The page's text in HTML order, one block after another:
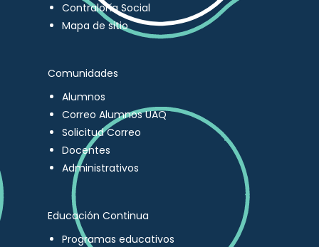
Contraloría Social
Mapa de sitio
Comunidades
Alumnos
Correo Alumnos UAQ
Solicitud Correo
Docentes
Administrativos
Educación Continua
Programas educativos